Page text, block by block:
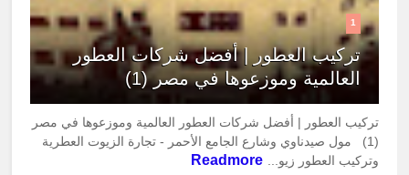
1
تركيب العطور | أفضل شركات العطور
العالمية وموزعوها في مصر (1)
تركيب العطور | أفضل شركات العطور العالمية وموزعوها في مصر
(1) مول صيدناوي وشارع الجامع الأحمر - تجارة الزيوت العطرية
وتركيب العطور زيو...
Readmore